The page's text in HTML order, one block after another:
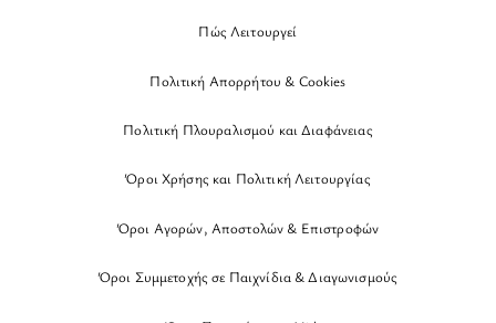
Πώς Λειτουργεί
Πολιτική Απορρήτου & Cookies
Πολιτική Πλουραλισμού και Διαφάνειας
Όροι Χρήσης και Πολιτική Λειτουργίας
Όροι Αγορών, Αποστολών & Επιστροφών
Όροι Συμμετοχής σε Παιχνίδια & Διαγωνισμούς